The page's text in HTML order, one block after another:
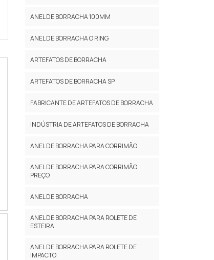
ANEL DE BORRACHA 100MM
ANEL DE BORRACHA O RING
ARTEFATOS DE BORRACHA
ARTEFATOS DE BORRACHA SP
FABRICANTE DE ARTEFATOS DE BORRACHA
INDÚSTRIA DE ARTEFATOS DE BORRACHA
ANEL DE BORRACHA PARA CORRIMÃO
ANEL DE BORRACHA PARA CORRIMÃO
PREÇO
ANEL DE BORRACHA
ANEL DE BORRACHA PARA ROLETE DE
ESTEIRA
ANEL DE BORRACHA PARA ROLETE DE
IMPACTO